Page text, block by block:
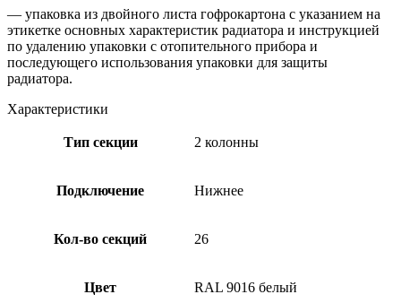
— упаковка из двойного листа гофрокартона с указанием на
этикетке основных характеристик радиатора и инструкцией
по удалению упаковки с отопительного прибора и
последующего использования упаковки для защиты
радиатора.
Характеристики
Тип секции 2 колонны
Подключение Нижнее
Кол-во секций 26
Цвет RAL 9016 белый